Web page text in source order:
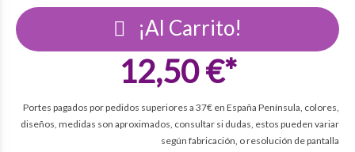
¡Al Carrito!
12,50 €*
Portes pagados por pedidos superiores a 37€ en España Península, colores,
diseños, medidas son aproximados, consultar si dudas, estos pueden variar
según fabricación, o resolución de pantalla